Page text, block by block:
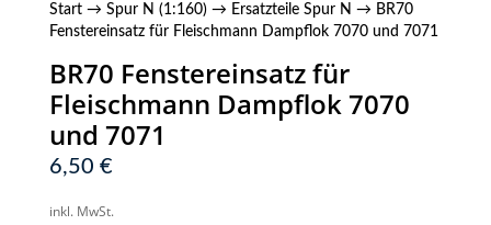
Start→ Spur N (1:160)→ Ersatzteile Spur N → BR70
Fenstereinsatz für Fleischmann Dampflok 7070 und 7071
BR70 Fenstereinsatz für
Fleischmann Dampflok 7070
und 7071
6,50 €
inkl. MwSt.